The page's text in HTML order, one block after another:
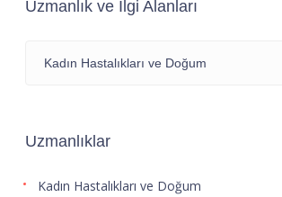
Uzmanlık ve İlgi Alanları
Kadın Hastalıkları ve Doğum
Uzmanlıklar
Kadın Hastalıkları ve Doğum